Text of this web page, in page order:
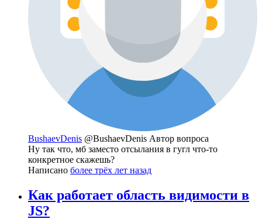
BushaevDenis @BushaevDenis Автор вопроса
Ну так что, мб заместо отсылания в гугл что-то
конкретное скажешь?
Написано более трёх лет назад
Как работает область видимости в
JS?